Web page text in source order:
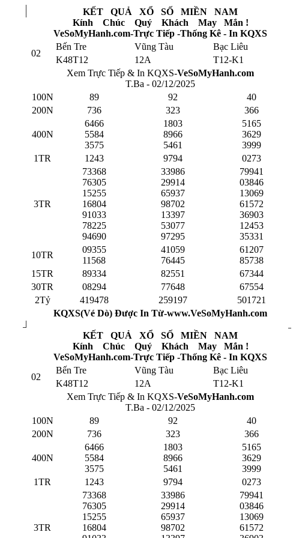
KẾT QUẢ XỔ SỐ MIỀN NAM
Kính Chúc Quý Khách May Mắn !
VeSoMyHanh.com-Trực Tiếp -Thống Kê - In KQXS
02
Bến Tre Vũng Tàu
Bạc Liêu
K48T12
12A
T12-K1
Xem Trực Tiếp & In KQXS-VeSoMyHanh.com
T.Ba - 02/12/2025
100N
89 92
40
200N
736 323 366
400N
6466
5584
3575
1803
8966
5461
5165
3629
3999
1TR
1243 9794 0273
3TR
73368
76305
15255
16804
91033
78225
94690
33986
29914
65937
98702
13397
53077
97295
79941
03846
13069
61572
36903
12453
35331
10TR
09355
11568
41059
76445
61207
85738
15TR
89334 82551
67344
30TR
08294 77648
67554
2Tỷ
419478 259197
501721
KQXS(Vé Dò) Được In Từ-www.VeSoMyHanh.com
KẾT QUẢ XỔ SỐ MIỀN NAM
Kính Chúc Quý Khách May Mắn !
VeSoMyHanh.com-Trực Tiếp -Thống Kê - In KQXS
02
Bến Tre Vũng Tàu
Bạc Liêu
K48T12
12A
T12-K1
Xem Trực Tiếp & In KQXS-VeSoMyHanh.com
T.Ba - 02/12/2025
100N
89 92
40
200N
736 323 366
400N
6466
5584
3575
1803
8966
5461
5165
3629
3999
1TR
1243 9794 0273
3TR
73368
76305
15255
16804
33986
29914
65937
98702
79941
03846
13069
61572